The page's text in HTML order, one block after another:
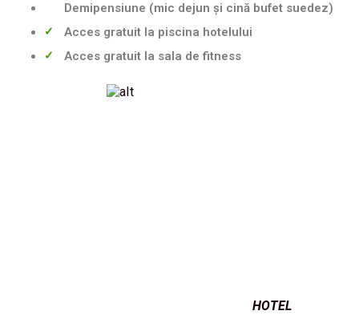
Demipensiune (mic dejun și cină bufet suedez)
Acces gratuit la piscina hotelului
Acces gratuit la sala de fitness
HOTEL